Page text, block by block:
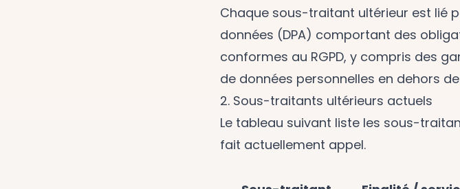
Chaque sous-traitant ultérieur est lié
données (DPA) comportant des
conformes au RGPD, y compris des
de données personnelles en dehors
2. Sous-traitants ultérieurs actuels
Le tableau suivant liste les sous-
fait actuellement appel.